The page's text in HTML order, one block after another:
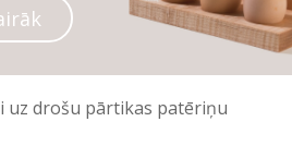
uz drošu pārtikas patēriņu